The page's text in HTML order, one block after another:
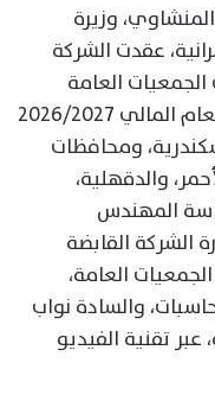
وزيرة
عقدت الشركة
العامة
العادية لاعتماد الموازنة التقديرية للعام المالي 2026/2027
ومحافظات
والدقهلية،
المهندس
القابضة
العامة،
والسادة نواب
تقنية الفيديو